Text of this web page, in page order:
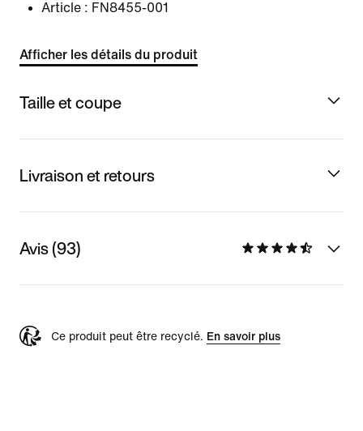
Article : FN8455-001
Afficher les détails du produit
Taille et coupe
Livraison et retours
Avis (93)
Ce produit peut être recyclé. En savoir plus